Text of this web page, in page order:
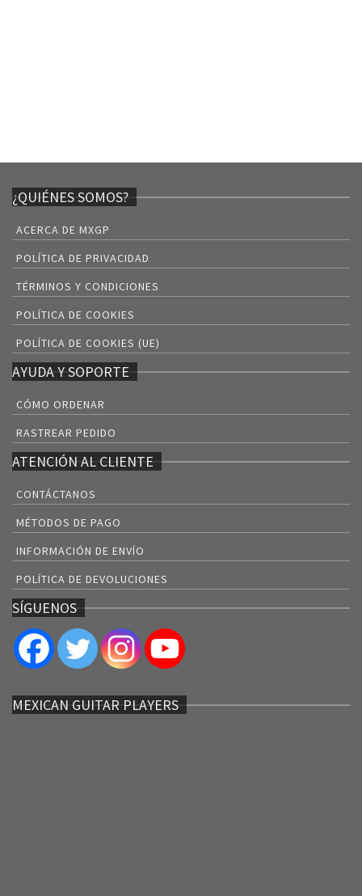
¿QUIÉNES SOMOS?
ACERCA DE MXGP
POLÍTICA DE PRIVACIDAD
TÉRMINOS Y CONDICIONES
POLÍTICA DE COOKIES
POLÍTICA DE COOKIES (UE)
AYUDA Y SOPORTE
CÓMO ORDENAR
RASTREAR PEDIDO
ATENCIÓN AL CLIENTE
CONTÁCTANOS
MÉTODOS DE PAGO
INFORMACIÓN DE ENVÍO
POLÍTICA DE DEVOLUCIONES
SÍGUENOS
MEXICAN GUITAR PLAYERS